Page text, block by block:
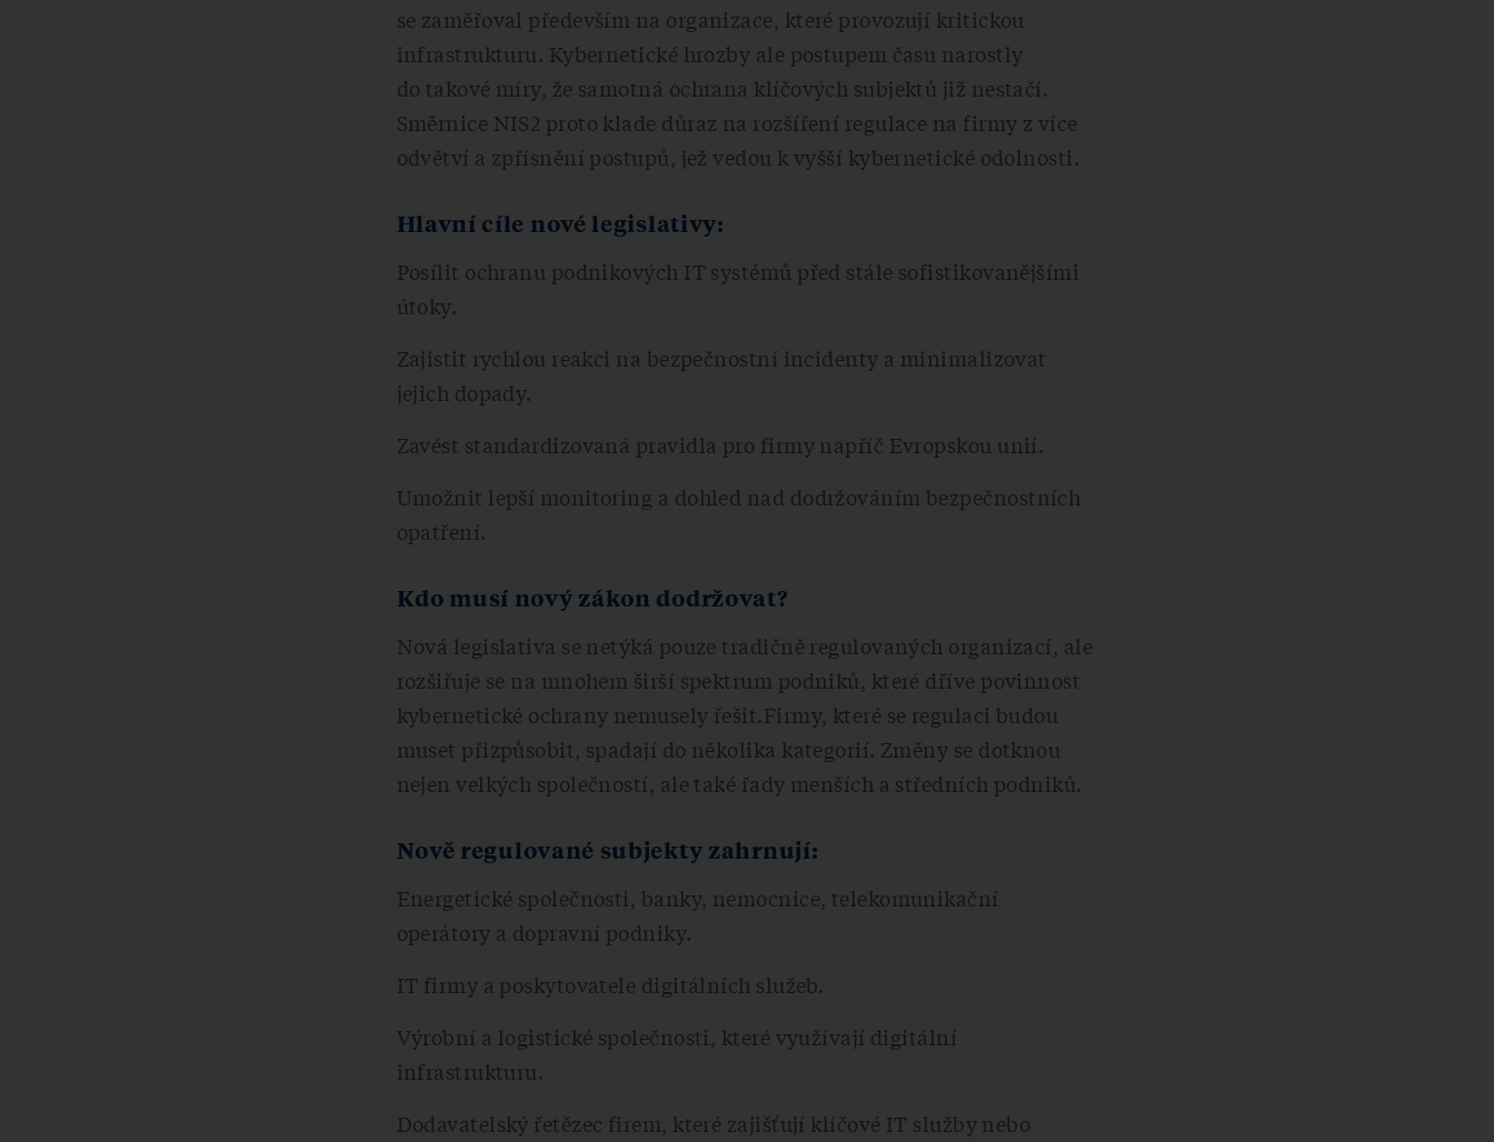
se zaměřoval především na organizace, které provozují kritickou
infrastrukturu. Kybernetické hrozby ale postupem času narostly
do takové míry, že samotná ochrana klíčových subjektů již nestačí.
Směrnice NIS2 proto klade důraz na rozšíření regulace na firmy z více
odvětví a zpřísnění postupů, jež vedou k vyšší kybernetické odolnosti.
Hlavní cíle nové legislativy:
Posílit ochranu podnikových IT systémů před stále sofistikovanějšími
útoky.
Zajistit rychlou reakci na bezpečnostní incidenty a minimalizovat
jejich dopady.
Zavést standardizovaná pravidla pro firmy napříč Evropskou unií.
Umožnit lepší monitoring a dohled nad dodržováním bezpečnostních
opatření.
Kdo musí nový zákon dodržovat?
Nová legislativa se netýká pouze tradičně regulovaných organizací, ale
rozšiřuje se na mnohem širší spektrum podniků, které dříve povinnost
kybernetické ochrany nemusely řešit.Firmy, které se regulaci budou
muset přizpůsobit, spadají do několika kategorií. Změny se dotknou
nejen velkých společností, ale také řady menších a středních podniků.
Nově regulované subjekty zahrnují:
Energetické společnosti, banky, nemocnice, telekomunikační
operátory a dopravní podniky.
IT firmy a poskytovatele digitálních služeb.
Výrobní a logistické společnosti, které využívají digitální
infrastrukturu.
Dodavatelský řetězec firem, které zajišťují klíčové IT služby nebo